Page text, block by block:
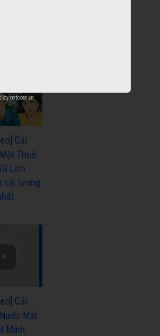
Cải
Thuở
Linh
cải lương
Cải
Mắt
Minh
by netcore.vn